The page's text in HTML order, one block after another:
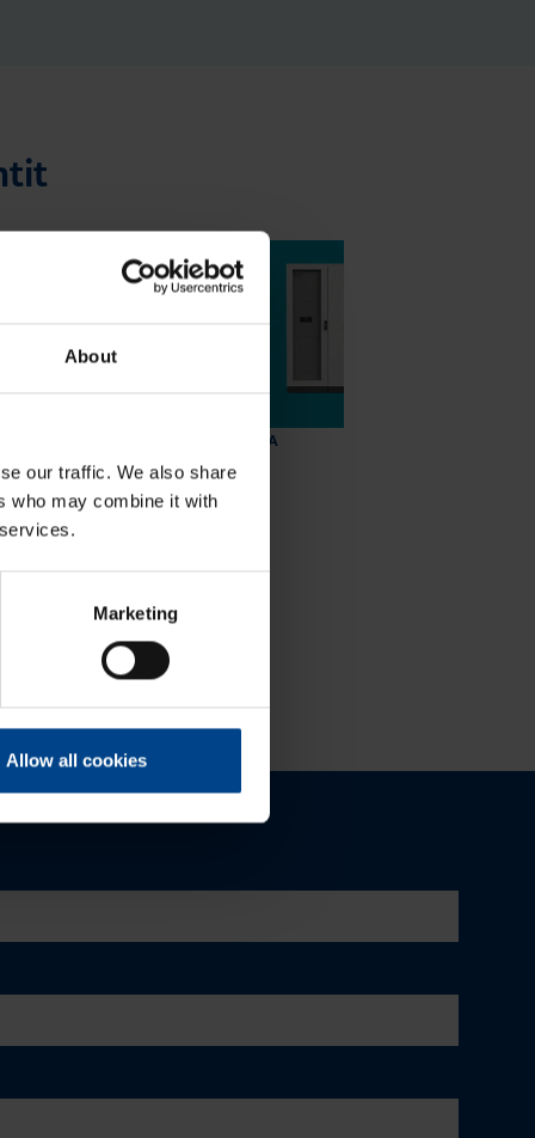
About
our traffic. We also share
who may combine it with
Marketing
Allow all cookies
KOTELOT JA
KOMPONENTIT
10.4.2026 | Lukuaika: 3 min
UUTUUS: Joustavampaa